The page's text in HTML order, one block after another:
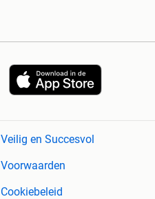
Veilig en Succesvol
Voorwaarden
Cookiebeleid